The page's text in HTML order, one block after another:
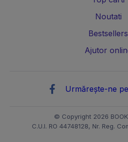
Noutati
Bestsellers
Ajutor
Urmărește-ne
© Copyright 2026
C.U.I. RO 44748128, Nr. Reg.